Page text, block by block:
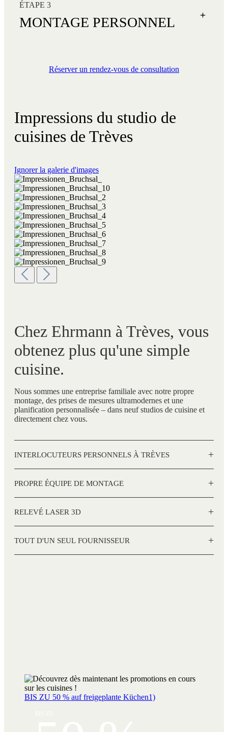
ÉTAPE 3
MONTAGE PERSONNEL +
Réserver un rendez-vous de consultation
Impressions du studio de
cuisines de Trèves
Ignorer la galerie d'images
Chez Ehrmann à Trèves, vous
obtenez plus qu'une simple
cuisine.
Nous sommes une entreprise familiale avec notre propre
montage, des prises de mesures ultramodernes et une
planification personnalisée – dans neuf studios de cuisine et
directement chez vous.
INTERLOCUTEURS PERSONNELS À TRÈVES +
PROPRE ÉQUIPE DE MONTAGE +
RELEVÉ LASER 3D +
TOUT D'UN SEUL FOURNISSEUR +
BIS ZU 50 % auf freigeplante Küchen1)